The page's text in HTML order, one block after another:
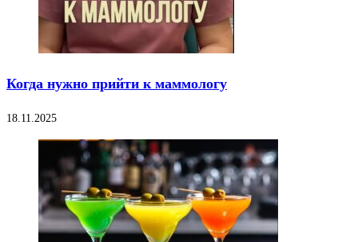
Когда нужно прийти к маммологу
18.11.2025